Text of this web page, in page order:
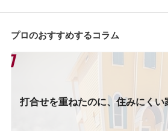
プロのおすすめするコラム
打合せを重ねたのに、住みにくい